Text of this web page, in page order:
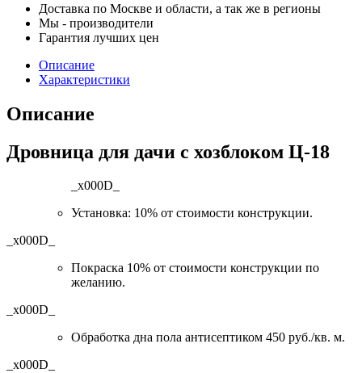
Доставка по Москве и области, а так же в регионы
Мы - производители
Гарантия лучших цен
Описание
Характеристики
Описание
Дровница для дачи с хозблоком Ц-18
_x000D_
Установка: 10% от стоимости конструкции.
_x000D_
Покраска 10% от стоимости конструкции по
желанию.
_x000D_
Обработка дна пола антисептиком 450 руб./кв. м.
_x000D_